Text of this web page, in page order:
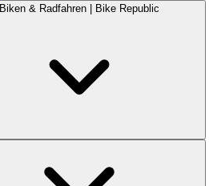
Biken & Radfahren | Bike Republic